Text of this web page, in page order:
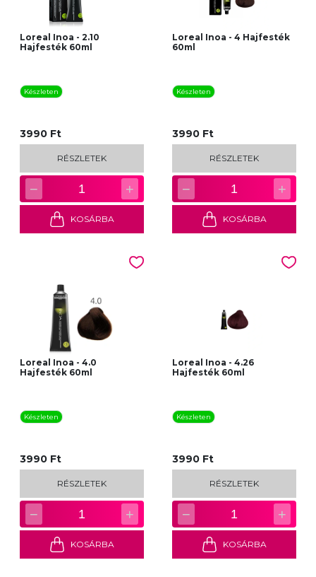
Loreal Inoa - 2.10
Hajfesték 60ml
Készleten
3990 Ft
RÉSZLETEK
− 1 +
KOSÁRBA
Loreal Inoa - 4 Hajfesték
60ml
Készleten
3990 Ft
RÉSZLETEK
− 1 +
KOSÁRBA
Loreal Inoa - 4.0
Hajfesték 60ml
Készleten
3990 Ft
RÉSZLETEK
− 1 +
KOSÁRBA
Loreal Inoa - 4.26
Hajfesték 60ml
Készleten
3990 Ft
RÉSZLETEK
− 1 +
KOSÁRBA